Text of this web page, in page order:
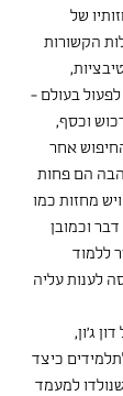
של
הקשורות
בעולם -
וכסף,
אחר
הם פחות
מחזות כמו
וכמובן
ללמוד
לענות עליה
ג'ון,
כיצד
למעמד